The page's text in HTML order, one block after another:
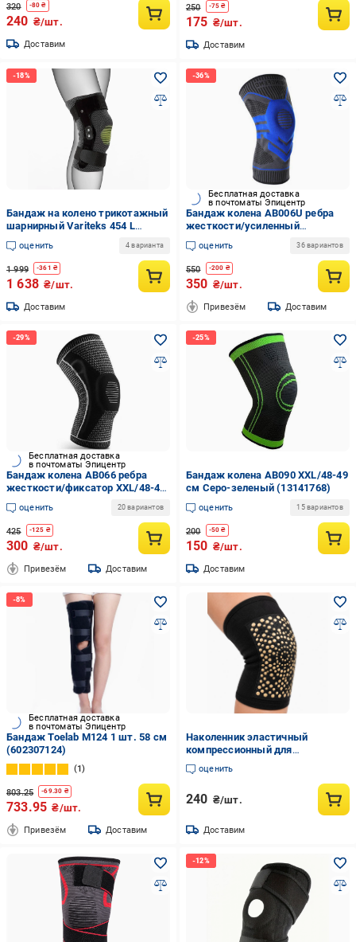
320 -80 ₴
240 ₴/шт.
Доставим
250 -75 ₴
175 ₴/шт.
Доставим
Бандаж на колено трикотажный
шарнирный Variteks 454 L
(10532)
оценить 4 варианта
1 999 -361 ₴
1 638 ₴/шт.
Доставим
Бесплатная доставка
в почтоматы Эпицентр
Бандаж колена AB006U ребра
жесткости/усиленный
фиксатор M/45-46 см Синий
(AB006U_blue_m)
оценить 36 вариантов
550 -200 ₴
350 ₴/шт.
Привезём Доставим
Бесплатная доставка
в почтоматы Эпицентр
Бандаж колена AB066 ребра
жесткости/фиксатор XXL/48-49
см Черный/Серый
(AB066_black_xxl)
оценить 20 вариантов
425 -125 ₴
300 ₴/шт.
Привезём Доставим
Бандаж колена AB090 XXL/48-49
см Серо-зеленый (13141768)
оценить 15 вариантов
200 -50 ₴
150 ₴/шт.
Доставим
Бесплатная доставка
в почтоматы Эпицентр
Бандаж Toelab M124 1 шт. 58 см
(602307124)
1
803.25 -69.30 ₴
733.95 ₴/шт.
Привезём Доставим
Наколенник эластичный
компрессионный для
поддержания коленного сустава
оценить
240 ₴/шт.
Доставим